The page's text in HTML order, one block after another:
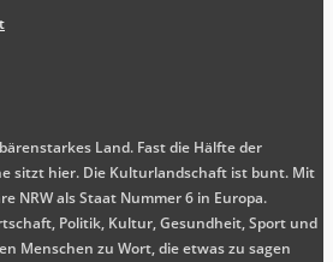
Land. Fast die Hälfte der
sitzt hier. Die Kulturlandschaft ist bunt. Mit
NRW als Staat Nummer 6 in Europa.
Politik, Kultur, Gesundheit, Sport und
Menschen zu Wort, die etwas zu sagen